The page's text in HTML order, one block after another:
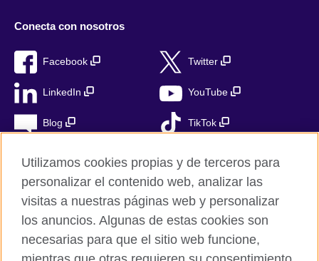
Conecta con nosotros
Facebook Twitter
LinkedIn YouTube
Blog TikTok
British Council Global
Privacidad
Aviso Legal
Cookies
Utilizamos cookies propias y de terceros para
personalizar el contenido web, analizar las
visitas a nuestras páginas web y personalizar
los anuncios. Algunas de estas cookies son
necesarias para que el sitio web funcione,